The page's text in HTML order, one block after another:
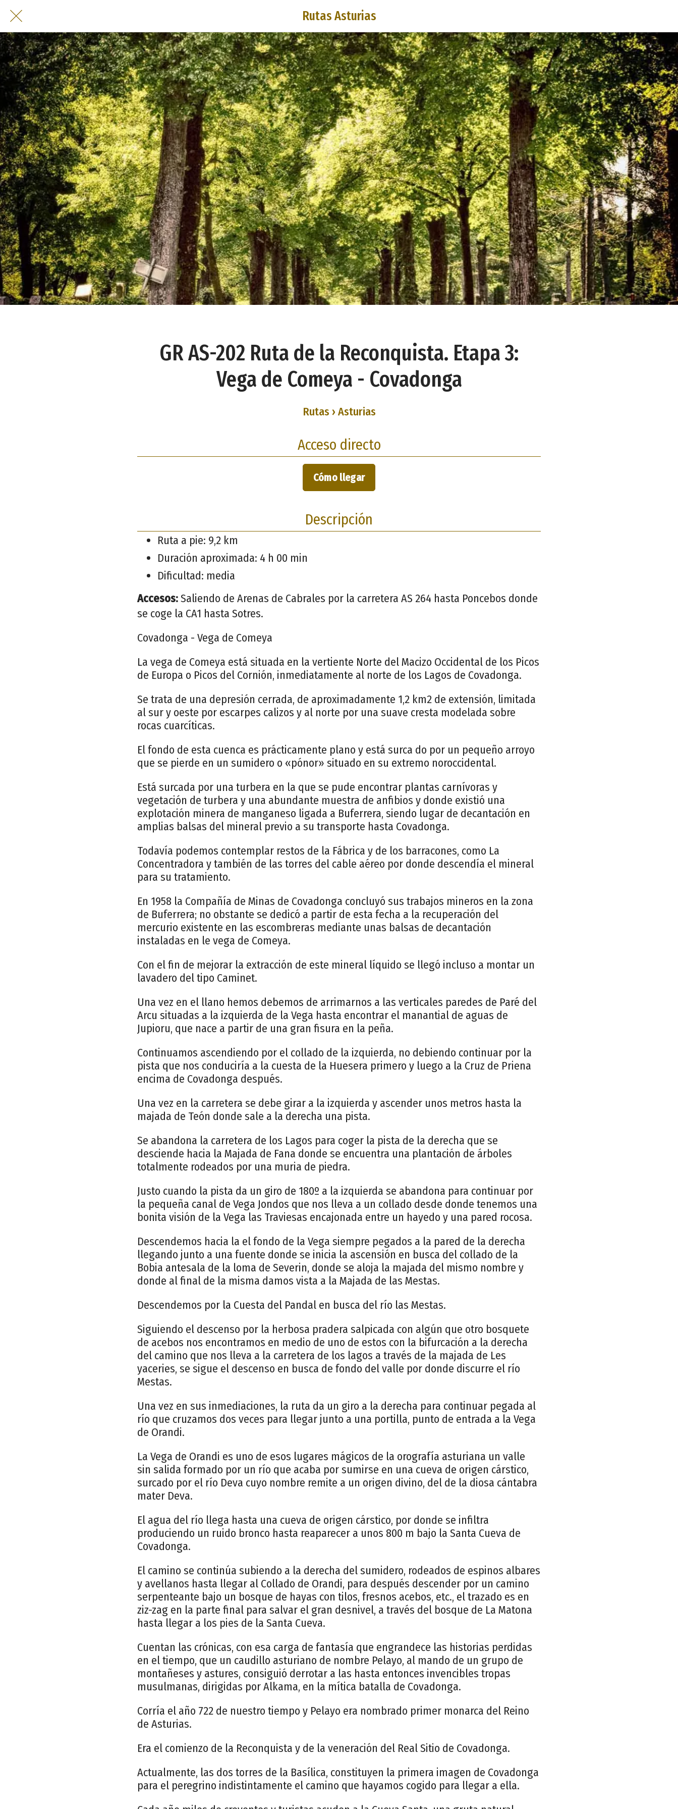
Rutas Asturias
GR AS-202 Ruta de la Reconquista. Etapa 3:
Vega de Comeya - Covadonga
Rutas › Asturias
Acceso directo
Cómo llegar
Descripción
Ruta a pie: 9,2 km
Duración aproximada: 4 h 00 min
Dificultad: media
Accesos:Saliendo de Arenas de Cabrales por la carretera AS 264 hasta Poncebos donde
se coge la CA1 hasta Sotres.
Covadonga - Vega de Comeya
La vega de Comeya está situada en la vertiente Norte del Macizo Occidental de los Picos
de Europa o Picos del Cornión, inmediatamente al norte de los Lagos de Covadonga.
Se trata de una depresión cerrada, de aproximadamente 1,2 km2 de extensión, limitada
al sur y oeste por escarpes calizos y al norte por una suave cresta modelada sobre
rocas cuarcíticas.
El fondo de esta cuenca es prácticamente plano y está surca do por un pequeño arroyo
que se pierde en un sumidero o «pónor» situado en su extremo noroccidental.
Está surcada por una turbera en la que se pude encontrar plantas carnívoras y
vegetación de turbera y una abundante muestra de anfibios y donde existió una
explotación minera de manganeso ligada a Buferrera, siendo lugar de decantación en
amplias balsas del mineral previo a su transporte hasta Covadonga.
Todavía podemos contemplar restos de la Fábrica y de los barracones, como La
Concentradora y también de las torres del cable aéreo por donde descendía el mineral
para su tratamiento.
En 1958 la Compañía de Minas de Covadonga concluyó sus trabajos mineros en la zona
de Buferrera; no obstante se dedicó a partir de esta fecha a la recuperación del
mercurio existente en las escombreras mediante unas balsas de decantación
instaladas en le vega de Comeya.
Con el fin de mejorar la extracción de este mineral líquido se llegó incluso a montar un
lavadero del tipo Caminet.
Una vez en el llano hemos debemos de arrimarnos a las verticales paredes de Paré del
Arcu situadas a la izquierda de la Vega hasta encontrar el manantial de aguas de
Jupioru, que nace a partir de una gran fisura en la peña.
Continuamos ascendiendo por el collado de la izquierda, no debiendo continuar por la
pista que nos conduciría a la cuesta de la Huesera primero y luego a la Cruz de Priena
encima de Covadonga después.
Una vez en la carretera se debe girar a la izquierda y ascender unos metros hasta la
majada de Teón donde sale a la derecha una pista.
Se abandona la carretera de los Lagos para coger la pista de la derecha que se
desciende hacia la Majada de Fana donde se encuentra una plantación de árboles
totalmente rodeados por una muria de piedra.
Justo cuando la pista da un giro de 180º a la izquierda se abandona para continuar por
la pequeña canal de Vega Jondos que nos lleva a un collado desde donde tenemos una
bonita visión de la Vega las Traviesas encajonada entre un hayedo y una pared rocosa.
Descendemos hacia la el fondo de la Vega siempre pegados a la pared de la derecha
llegando junto a una fuente donde se inicia la ascensión en busca del collado de la
Bobia antesala de la loma de Severin, donde se aloja la majada del mismo nombre y
donde al final de la misma damos vista a la Majada de las Mestas.
Descendemos por la Cuesta del Pandal en busca del río las Mestas.
Siguiendo el descenso por la herbosa pradera salpicada con algún que otro bosquete
de acebos nos encontramos en medio de uno de estos con la bifurcación a la derecha
del camino que nos lleva a la carretera de los lagos a través de la majada de Les
yaceries, se sigue el descenso en busca de fondo del valle por donde discurre el río
Mestas.
Una vez en sus inmediaciones, la ruta da un giro a la derecha para continuar pegada al
río que cruzamos dos veces para llegar junto a una portilla, punto de entrada a la Vega
de Orandi.
La Vega de Orandi es uno de esos lugares mágicos de la orografía asturiana un valle
sin salida formado por un río que acaba por sumirse en una cueva de origen cárstico,
surcado por el río Deva cuyo nombre remite a un origen divino, del de la diosa cántabra
mater Deva.
El agua del río llega hasta una cueva de origen cárstico, por donde se infiltra
produciendo un ruido bronco hasta reaparecer a unos 800 m bajo la Santa Cueva de
Covadonga.
El camino se continúa subiendo a la derecha del sumidero, rodeados de espinos albares
y avellanos hasta llegar al Collado de Orandi, para después descender por un camino
serpenteante bajo un bosque de hayas con tilos, fresnos acebos, etc., el trazado es en
ziz-zag en la parte final para salvar el gran desnivel, a través del bosque de La Matona
hasta llegar a los pies de la Santa Cueva.
Cuentan las crónicas, con esa carga de fantasía que engrandece las historias perdidas
en el tiempo, que un caudillo asturiano de nombre Pelayo, al mando de un grupo de
montañeses y astures, consiguió derrotar a las hasta entonces invencibles tropas
musulmanas, dirigidas por Alkama, en la mítica batalla de Covadonga.
Corría el año 722 de nuestro tiempo y Pelayo era nombrado primer monarca del Reino
de Asturias.
Era el comienzo de la Reconquista y de la veneración del Real Sitio de Covadonga.
Actualmente, las dos torres de la Basílica, constituyen la primera imagen de Covadonga
para el peregrino indistintamente el camino que hayamos cogido para llegar a ella.